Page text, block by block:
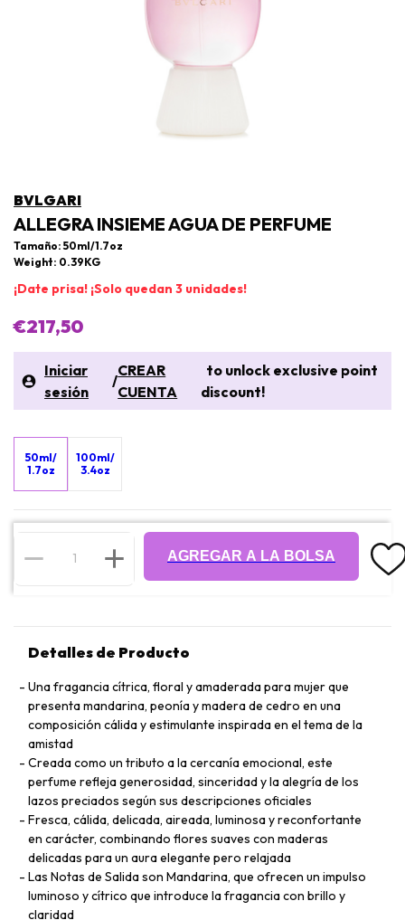
BVLGARI
ALLEGRA INSIEME AGUA DE PERFUME
Tamaño: 50ml/1.7oz
Weight: 0.39KG
¡Date prisa! ¡Solo quedan 3 unidades!
€217,50
Iniciar
sesión
/
CREAR
CUENTA
to unlock exclusive point
discount!
50ml/
1.7oz
100ml/
3.4oz
AGREGAR A LA BOLSA
Detalles de Producto
Una fragancia cítrica, floral y amaderada para mujer que
presenta mandarina, peonía y madera de cedro en una
composición cálida y estimulante inspirada en el tema de la
amistad
Creada como un tributo a la cercanía emocional, este
perfume refleja generosidad, sinceridad y la alegría de los
lazos preciados según sus descripciones oficiales
Fresca, cálida, delicada, aireada, luminosa y reconfortante
en carácter, combinando flores suaves con maderas
delicadas para un aura elegante pero relajada
Las Notas de Salida son Mandarina, que ofrecen un impulso
luminoso y cítrico que introduce la fragancia con brillo y
claridad